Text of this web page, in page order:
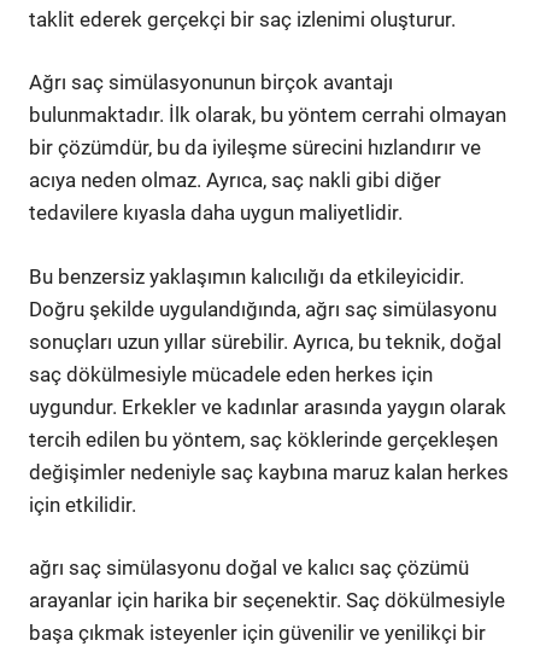
taklit ederek gerçekçi bir saç izlenimi oluşturur.
Ağrı saç simülasyonunun birçok avantajı
bulunmaktadır. İlk olarak, bu yöntem cerrahi olmayan
bir çözümdür, bu da iyileşme sürecini hızlandırır ve
acıya neden olmaz. Ayrıca, saç nakli gibi diğer
tedavilere kıyasla daha uygun maliyetlidir.
Bu benzersiz yaklaşımın kalıcılığı da etkileyicidir.
Doğru şekilde uygulandığında, ağrı saç simülasyonu
sonuçları uzun yıllar sürebilir. Ayrıca, bu teknik, doğal
saç dökülmesiyle mücadele eden herkes için
uygundur. Erkekler ve kadınlar arasında yaygın olarak
tercih edilen bu yöntem, saç köklerinde gerçekleşen
değişimler nedeniyle saç kaybına maruz kalan herkes
için etkilidir.
ağrı saç simülasyonu doğal ve kalıcı saç çözümü
arayanlar için harika bir seçenektir. Saç dökülmesiyle
başa çıkmak isteyenler için güvenilir ve yenilikçi bir